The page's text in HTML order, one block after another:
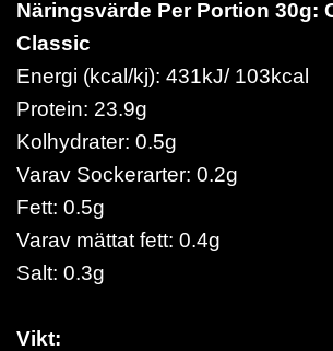
Näringsvärde Per Portion 30g:
Classic
Energi (kcal/kj): 431kJ/ 103kcal
Protein: 23.9g
Kolhydrater: 0.5g
Varav Sockerarter: 0.2g
Fett: 0.5g
Varav mättat fett: 0.4g
Salt: 0.3g
Vikt: